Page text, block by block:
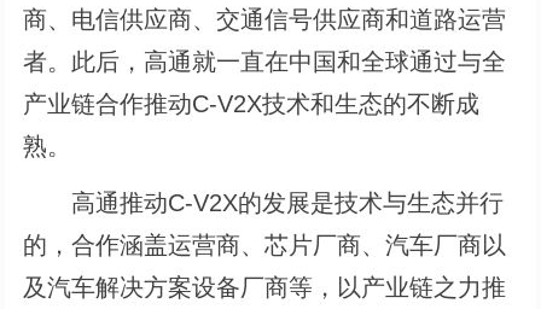
商、电信供应商、交通信号供应商和道路运营
者。此后，高通就一直在中国和全球通过与全
产业链合作推动C-V2X技术和生态的不断成
熟。
高通推动C-V2X的发展是技术与生态并行
的，合作涵盖运营商、芯片厂商、汽车厂商以
及汽车解决方案设备厂商等，以产业链之力推